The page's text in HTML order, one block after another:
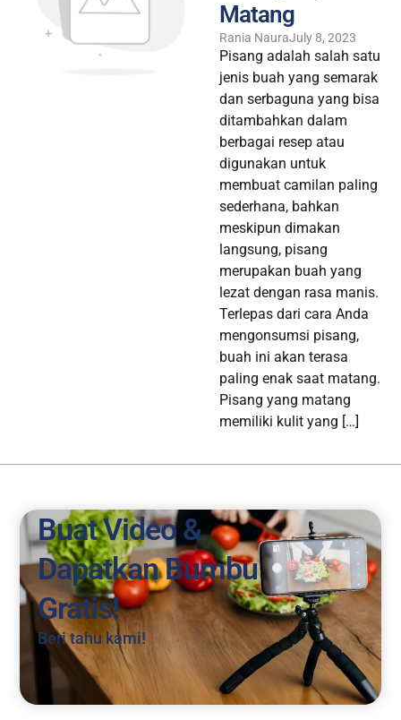
Matang
Rania NauraJuly 8, 2023
Pisang adalah salah satu
jenis buah yang semarak
dan serbaguna yang bisa
ditambahkan dalam
berbagai resep atau
digunakan untuk
membuat camilan paling
sederhana, bahkan
meskipun dimakan
langsung, pisang
merupakan buah yang
lezat dengan rasa manis.
Terlepas dari cara Anda
mengonsumsi pisang,
buah ini akan terasa
paling enak saat matang.
Pisang yang matang
memiliki kulit yang […]
Buat Video &
Dapatkan Bumbu
Gratis!
Beri tahu kami!